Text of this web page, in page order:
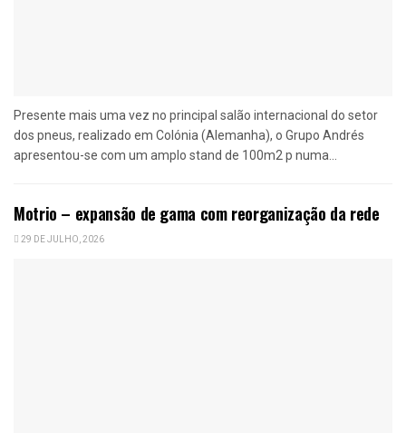
Presente mais uma vez no principal salão internacional do setor
dos pneus, realizado em Colónia (Alemanha), o Grupo Andrés
apresentou-se com um amplo stand de 100m2 p numa...
Motrio – expansão de gama com reorganização da rede
29 DE JULHO, 2026